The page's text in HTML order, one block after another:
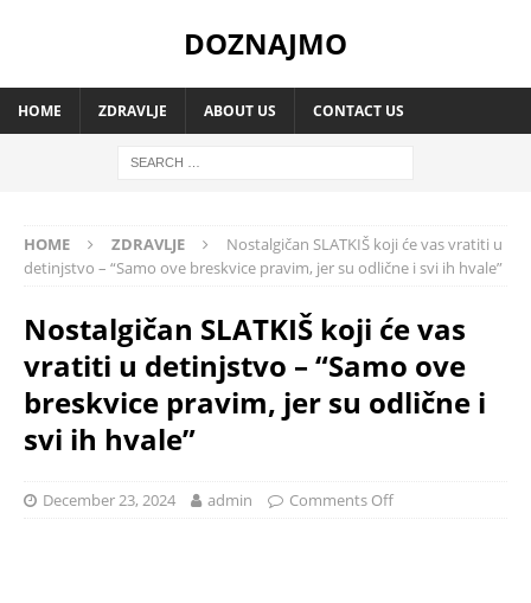
DOZNAJMO
HOME ZDRAVLJE ABOUT US CONTACT US
HOME ZDRAVLJE
Nostalgičan SLATKIŠ koji će vas vratiti u
detinjstvo – “Samo ove breskvice pravim, jer su odlične i svi ih hvale”
Nostalgičan SLATKIŠ koji će vas
vratiti u detinjstvo – “Samo ove
breskvice pravim, jer su odlične i
svi ih hvale”
December 23, 2024 admin Comments Off